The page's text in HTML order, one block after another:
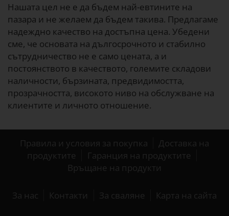
Нашата цел не е да бъдем най-евтините на
пазара и не желаем да бъдем такива. Предлагаме
надеждно качество на достъпна цена. Убедени
сме, че основата на дългосрочното и стабилно
сътрудничество не е само цената, а и
постоянството в качеството, големите складови
наличности, бързината, предвидимостта,
прозрачността, високото ниво на обслужване на
клиентите и личното отношение.
Правила и условия за покупка
Доставка на
продуктите
Гаранция на продуктите
Връщане на продукти
За нас Контакти За сваляне Карта на сайта